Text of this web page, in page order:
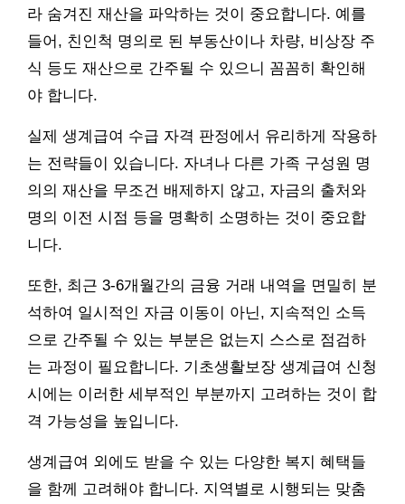
라 숨겨진 재산을 파악하는 것이 중요합니다. 예를
들어, 친인척 명의로 된 부동산이나 차량, 비상장 주
식 등도 재산으로 간주될 수 있으니 꼼꼼히 확인해
야 합니다.
실제 생계급여 수급 자격 판정에서 유리하게 작용하
는 전략들이 있습니다. 자녀나 다른 가족 구성원 명
의의 재산을 무조건 배제하지 않고, 자금의 출처와
명의 이전 시점 등을 명확히 소명하는 것이 중요합
니다.
또한, 최근 3-6개월간의 금융 거래 내역을 면밀히 분
석하여 일시적인 자금 이동이 아닌, 지속적인 소득
으로 간주될 수 있는 부분은 없는지 스스로 점검하
는 과정이 필요합니다. 기초생활보장 생계급여 신청
시에는 이러한 세부적인 부분까지 고려하는 것이 합
격 가능성을 높입니다.
생계급여 외에도 받을 수 있는 다양한 복지 혜택들
을 함께 고려해야 합니다. 지역별로 시행되는 맞춤